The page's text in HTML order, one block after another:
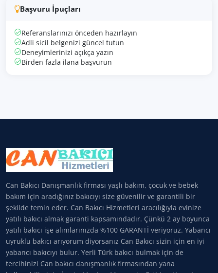
Başvuru İpuçları
Referanslarınızı önceden hazırlayın
Adli sicil belgenizi güncel tutun
Deneyimlerinizi açıkça yazın
Birden fazla ilana başvurun
Can Bakıcı Danışmanlık firması yaşlı bakım, çocuk ve bebek
bakım için aradığınız bakıcıyı size güvenilir ve garantili bir
şekilde temin eder. Can Bakıcı Hizmetleri aracılığıyla evinize
yatılı bakıcı almak garanti kapsamındadır. Çünkü 2 ay boyunca
yatılı bakıcı işe alımlarınızda %100 GARANTİ veriyoruz. Yabancı
uyruklu bakıcı arıyorum diyorsanız Can Bakıcı sizin için en iyi
yabancı bakıcıyı bulur. Yerli Türk bakıcı bulmak için de
tercihinizi Can bakıcı danışmanlık firmasından yana